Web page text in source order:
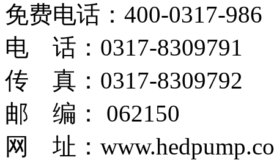
免费电话：400-0317-986
电 话：0317-8309791
传 真：0317-8309792
邮 编： 062150
网 址：